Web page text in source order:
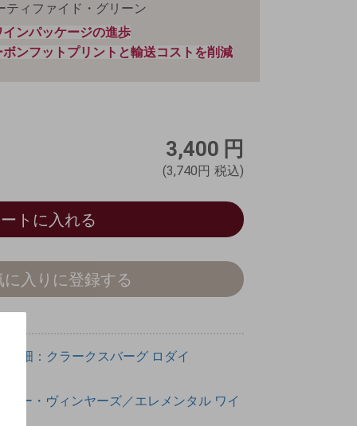
ティファイド・グリーン
ンパッケージの進歩
ンフットプリントと輸送コストを削減
3,400 円
(3,740円 税込)
トに入れる
に入りに登録する
畑：クラークスバーグ ロダイ
リー・ヴィンヤーズ／エレメンタル ワイ